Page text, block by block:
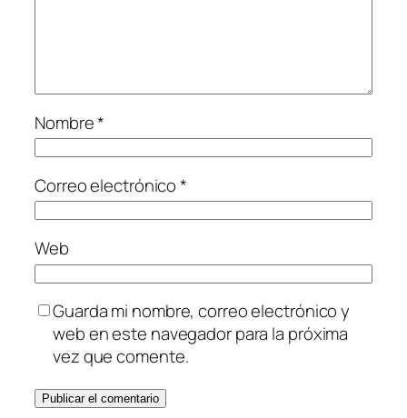
Nombre*
Correo electrónico*
Web
Guarda mi nombre, correo electrónico y
web en este navegador para la próxima
vez que comente.